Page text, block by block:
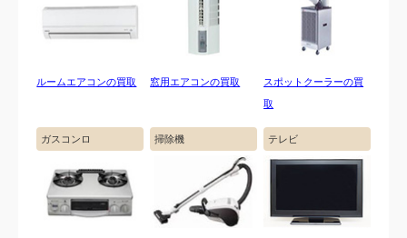
を最優先します。お急ぎの方は最短即日も可能です。
4.出張買取・お支払い
電気工事の資格を持ったスタッフがお伺いし、取り外
ルームエアコンの買取 窓用エアコンの買取
スポットクーラーの買
取
ガスコンロ 掃除機 テレビ